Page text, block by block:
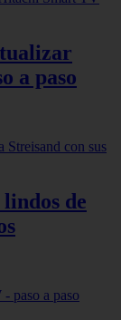
a paso
de